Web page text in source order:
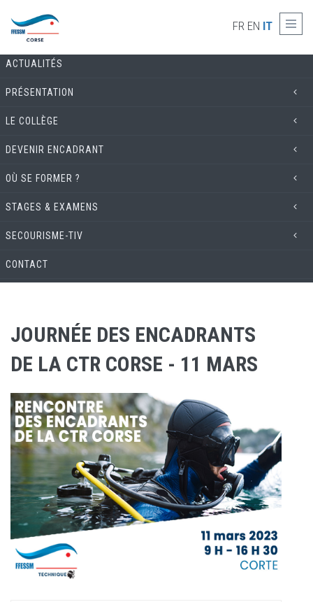
FR EN IT
COMMISSION TECHNIQUE
ACTUALITÉS
PRÉSENTATION
LE COLLÈGE
DEVENIR ENCADRANT
OÙ SE FORMER ?
STAGES & EXAMENS
SECOURISME-TIV
CONTACT
JOURNÉE DES ENCADRANTS
DE LA CTR CORSE - 11 MARS